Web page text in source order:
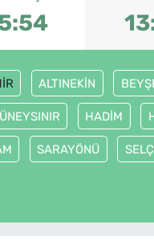
ALTINEKİN
HADİM
SARAYÖNÜ